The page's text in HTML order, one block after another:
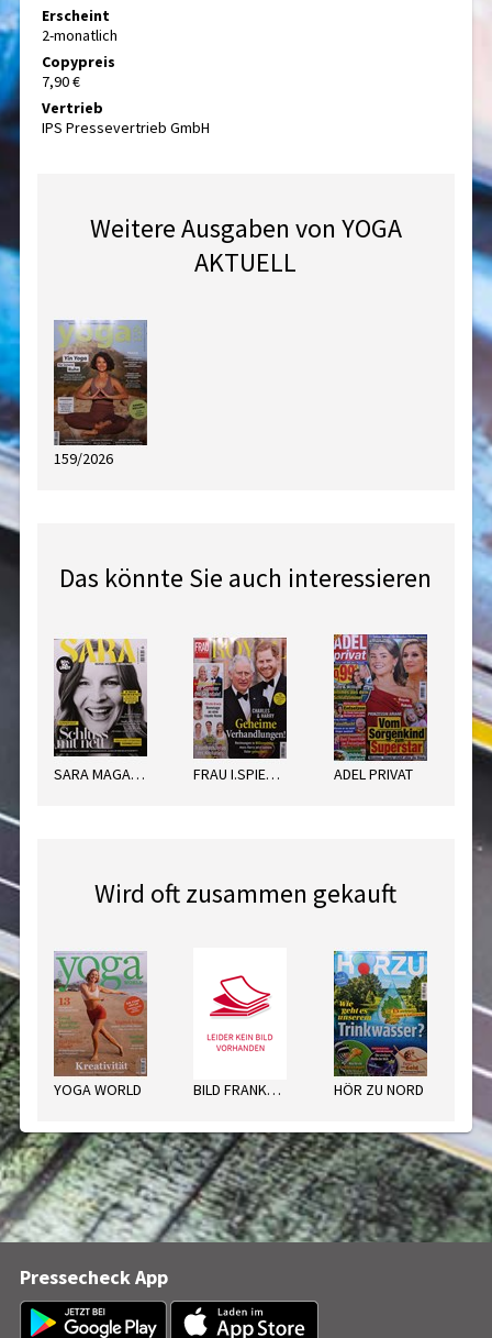
Erscheint
2-monatlich
Copypreis
7,90 €
Vertrieb
IPS Pressevertrieb GmbH
Weitere Ausgaben von YOGA
AKTUELL
159/2026
Das könnte Sie auch interessieren
SARA MAGAZIN FRAU I.SPIEGEL ROYAL ADEL PRIVAT
Wird oft zusammen gekauft
YOGA WORLD BILD FRANKFURT MO HÖR ZU NORD
Pressecheck App